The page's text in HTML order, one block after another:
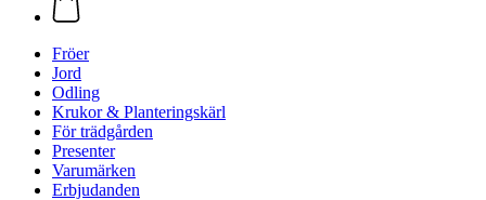
Fröer
Jord
Odling
Krukor & Planteringskärl
För trädgården
Presenter
Varumärken
Erbjudanden